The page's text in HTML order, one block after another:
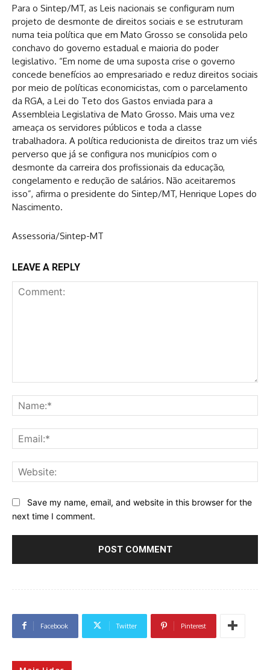
Para o Sintep/MT, as Leis nacionais se configuram num
projeto de desmonte de direitos sociais e se estruturam
numa teia política que em Mato Grosso se consolida pelo
conchavo do governo estadual e maioria do poder
legislativo. “Em nome de uma suposta crise o governo
concede benefícios ao empresariado e reduz direitos sociais
por meio de políticas economicistas, com o parcelamento
da RGA, a Lei do Teto dos Gastos enviada para a
Assembleia Legislativa de Mato Grosso. Mais uma vez
ameaça os servidores públicos e toda a classe
trabalhadora. A política reducionista de direitos traz um viés
perverso que já se configura nos municípios com o
desmonte da carreira dos profissionais da educação,
congelamento e redução de salários. Não aceitaremos
isso”, afirma o presidente do Sintep/MT, Henrique Lopes do
Nascimento.
Assessoria/Sintep-MT
LEAVE A REPLY
Save my name, email, and website in this browser for the
next time I comment.
Facebook Twitter Pinterest